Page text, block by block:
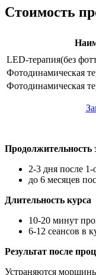
Стоимость
LED-терапия(без
Фотодинамическая
Фотодинамическая
Продолжительность
2-3 дня после
до 6 месяцев
Длительность курса
10-20 минут
6-12 сеансов в
Результат после
Устраняются